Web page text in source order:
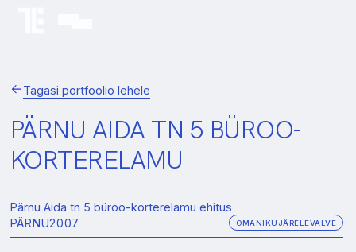
Tagasi portfoolio lehele
PÄRNU AIDA TN 5 BÜROO-
KORTERELAMU
Pärnu Aida tn 5 büroo-korterelamu ehitus
PÄRNU2007 OMANIKUJÄRELEVALVE